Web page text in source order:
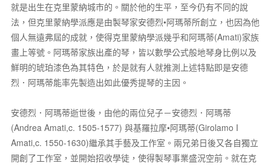
就是出生在克里蒙納城市的。關於他的生平，至今仍有不同的說
法，但克里蒙納學派應是由製琴家安德烈•阿瑪蒂所創立，也因為他
個人無遠弗屆的成就，使得克里蒙納學派幾乎和阿瑪蒂(Amati)家族
畫上等號。阿瑪蒂家族出產的琴，皆以數學公式般地琴身比例以及
鮮明的琥珀漆色為其特色，於是就有人就推測上述特點即是安德
烈．阿瑪蒂能率先製造出如此優秀提琴的主因。
安德烈．阿瑪蒂逝世後，由他的兩位兒子－安德烈．阿瑪蒂
(Andrea Amati,c. 1505-1577) 與基羅拉摩•阿瑪蒂(Girolamo I
Amati,c. 1550-1630)繼承其手藝及工作室。兩兄弟日後又各自獨立
開創了工作室，並開始招收學徒，使得製琴事業盛況空前。就在克